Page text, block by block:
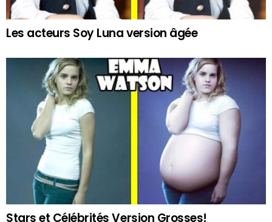
Les acteurs Soy Luna version âgée
Stars et Célébrités Version Grosses!